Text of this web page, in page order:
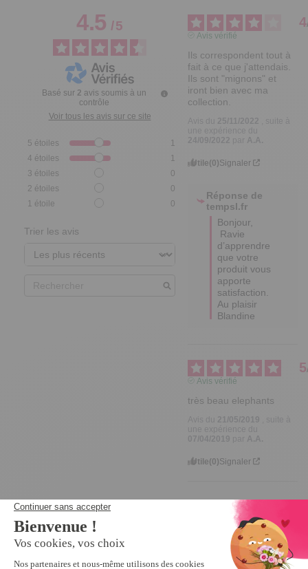
4.5/5
Basé sur 2 avis soumis à un
contrôle
Voir tous les avis sur ce site
5 étoiles
1
4 étoiles
1
3 étoiles
0
2 étoiles
0
1 étoile 0
Trier les avis
4
Avis vérifié
Ils correspondent tout à
fait à ce que j'attendais.
Ils sont "mignons" et
iront bien avec ma
collection.
25/11/2022
, suite à
une expérience du
24/09/2022
par A.A.
Utile(0)Signaler
Réponse de
tempsl.fr
Bonjour,
d’apprendre
que votre
produit vous
apporte
satisfaction.
Au plaisir
Blandine
5
Avis vérifié
très beau elephants
21/05/2019
une expérience du
07/04/2019
par A.A.
Utile(0)Signaler
Nous vous recommandons